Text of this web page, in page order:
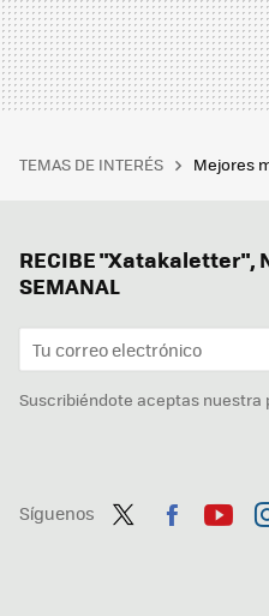
TEMAS DE INTERÉS Mejores
RECIBE "Xatakaletter",
SEMANAL
Suscribiéndote aceptas nuestra
Síguenos